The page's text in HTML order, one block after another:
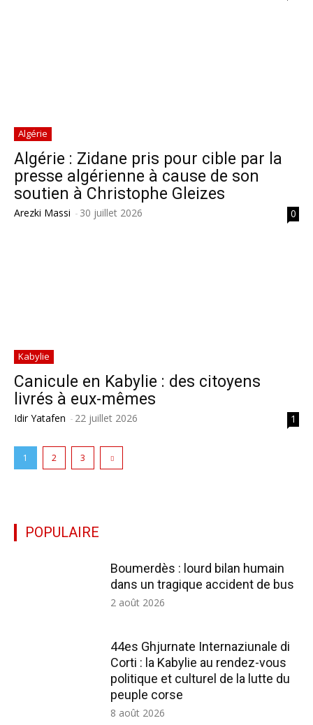
Algérie
Algérie : Zidane pris pour cible par la
presse algérienne à cause de son
soutien à Christophe Gleizes
Arezki Massi - 30 juillet 2026 0
Kabylie
Canicule en Kabylie : des citoyens
livrés à eux-mêmes
Idir Yatafen - 22 juillet 2026 1
1 2 3
POPULAIRE
All En vedette
Boumerdès : lourd bilan humain
dans un tragique accident de bus
2 août 2026
44es Ghjurnate Internaziunale di
Corti : la Kabylie au rendez-vous
politique et culturel de la lutte du
peuple corse
8 août 2026